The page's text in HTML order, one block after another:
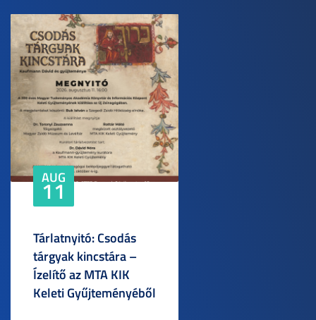
AUG
11
Tárlatnyitó: Csodás
tárgyak kincstára –
Ízelítő az MTA KIK
Keleti Gyűjteményéből